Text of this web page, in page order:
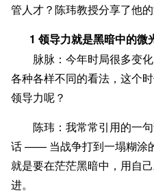
管人才？陈玮教授分享了他的
1 领导力就是黑暗中的微
脉脉：今年时局很多变
各种各样不同的看法，这个
领导力呢？
陈玮：我常常引用的一
话 —— 当战争打到一塌糊涂
就是要在茫茫黑暗中，用自
进。